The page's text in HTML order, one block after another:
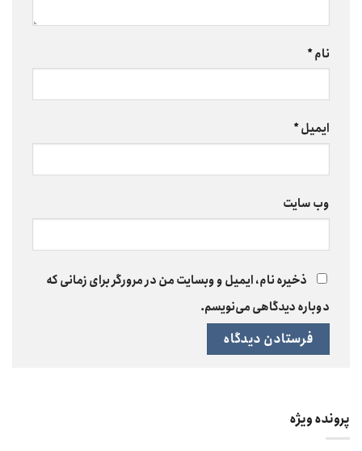
نام*
ایمیل*
وب‌ سایت
ذخیره نام، ایمیل و وبسایت من در مرورگر برای زمانی که
دوباره دیدگاهی می‌نویسم.
پرونده ویژه